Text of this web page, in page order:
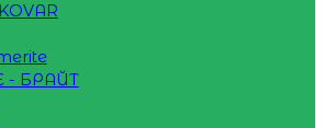
- БРАЙТ